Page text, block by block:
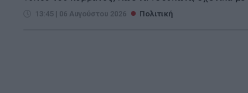
13:45 | 06 Αυγούστου 2026 Πολιτική